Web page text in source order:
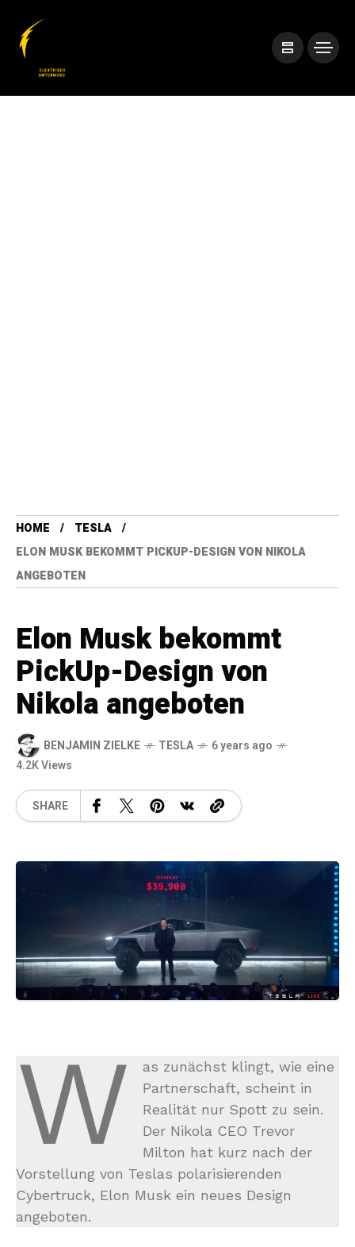
HOME
TESLA
ELON MUSK BEKOMMT PICKUP-DESIGN VON NIKOLA
ANGEBOTEN
Elon Musk bekommt
PickUp-Design von
Nikola angeboten
BENJAMIN ZIELKE TESLA
6 years ago
4.2K Views
SHARE
W
as zunächst klingt, wie eine
Partnerschaft, scheint in
Realität nur Spott zu sein.
Der Nikola CEO Trevor
Milton hat kurz nach der
Vorstellung von Teslas polarisierenden
Cybertruck, Elon Musk ein neues Design
angeboten.